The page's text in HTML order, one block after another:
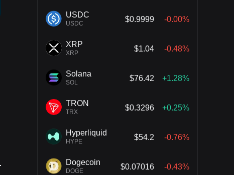
USDC
USDC
$0.9999 -0.00%
XRP
XRP
$1.04 -0.48%
Solana
SOL
$76.42 +1.28%
TRON
TRX
$0.3296 +0.25%
Hyperliquid
HYPE
$54.2 -0.76%
Dogecoin
DOGE
$0.07016 -0.43%